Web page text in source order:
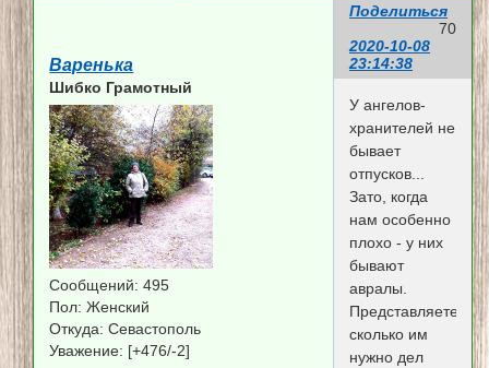
Поделиться
70
2020-10-08
23:14:38
Варенька
Шибко Грамотный
Сообщений: 495
Пол: Женский
Откуда: Севастополь
Уважение: [+476/-2]
У ангелов-
хранителей не
бывает
отпусков...
Зато, когда
нам особенно
плохо - у них
бывают
авралы.
Представляете,
сколько им
нужно дел